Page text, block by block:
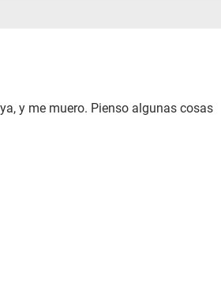
y me muero. Pienso algunas cosas